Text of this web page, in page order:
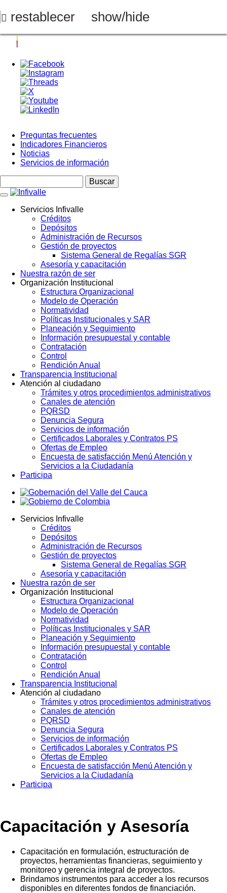
al
contenido
principal
restablecer show/hide
Menú
Preguntas frecuentes
Indicadores Financieros
Noticias
Servicios de información
navigation
Servicios Infivalle
Créditos
Depósitos
Administración de Recursos
Gestión de proyectos
Sistema General de Regalías SGR
Asesoría y capacitación
Nuestra razón de ser
Organización Institucional
Estructura Organizacional
Modelo de Operación
Normatividad
Políticas Institucionales y SAR
Planeación y Seguimiento
Información presupuestal y contable
Contratación
Control
Rendición Anual
Transparencia Institucional
Atención al ciudadano
Trámites y otros procedimientos administrativos
Canales de atención
PQRSD
Denuncia Segura
Servicios de información
Certificados Laborales y Contratos PS
Ofertas de Empleo
Encuesta de satisfacción Menú Atención y
Servicios a la Ciudadanía
Participa
navigation
Servicios Infivalle
Créditos
Depósitos
Administración de Recursos
Gestión de proyectos
Sistema General de Regalías SGR
Asesoría y capacitación
Nuestra razón de ser
Organización Institucional
Estructura Organizacional
Modelo de Operación
Normatividad
Políticas Institucionales y SAR
Planeación y Seguimiento
Información presupuestal y contable
Contratación
Control
Rendición Anual
Transparencia Institucional
Atención al ciudadano
Trámites y otros procedimientos administrativos
Canales de atención
PQRSD
Denuncia Segura
Servicios de información
Certificados Laborales y Contratos PS
Ofertas de Empleo
Encuesta de satisfacción Menú Atención y
Servicios a la Ciudadanía
Participa
Capacitación y Asesoría
Capacitación en formulación, estructuración de
proyectos, herramientas financieras, seguimiento y
monitoreo y gerencia integral de proyectos.
Brindamos instrumentos para acceder a los recursos
disponibles en diferentes fondos de financiación.